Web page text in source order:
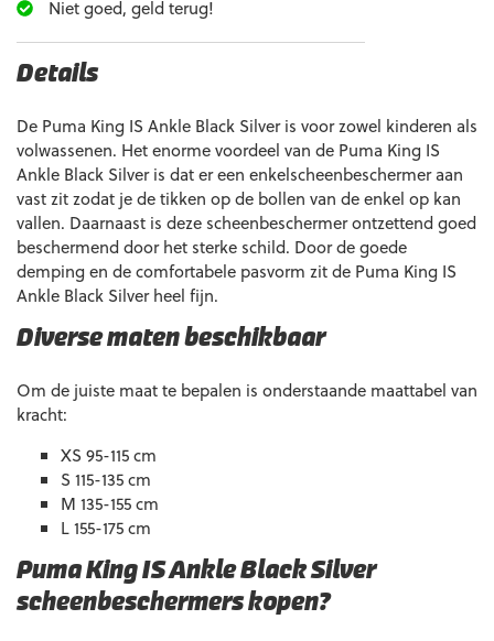
Niet goed, geld terug!
Details
De Puma King IS Ankle Black Silver is voor zowel kinderen als
volwassenen. Het enorme voordeel van de Puma King IS
Ankle Black Silver is dat er een enkelscheenbeschermer aan
vast zit zodat je de tikken op de bollen van de enkel op kan
vallen. Daarnaast is deze scheenbeschermer ontzettend goed
beschermend door het sterke schild. Door de goede
demping en de comfortabele pasvorm zit de Puma King IS
Ankle Black Silver heel fijn.
Diverse maten beschikbaar
Om de juiste maat te bepalen is onderstaande maattabel van
kracht:
XS 95-115 cm
S 115-135 cm
M 135-155 cm
L 155-175 cm
Puma King IS Ankle Black Silver
scheenbeschermers kopen?